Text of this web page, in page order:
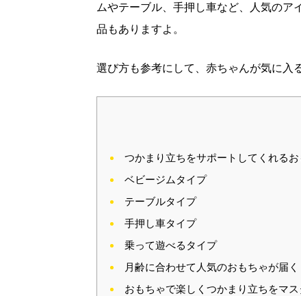
ムやテーブル、手押し車など、人気の
品もありますよ。
選び方も参考にして、赤ちゃんが気に入
つかまり立ちをサポートしてくれる
ベビージムタイプ
テーブルタイプ
手押し車タイプ
乗って遊べるタイプ
月齢に合わせて人気のおもちゃが届
おもちゃで楽しくつかまり立ちをマス